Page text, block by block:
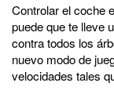
Controlar el coche
puede que te lleve
contra todos los
nuevo modo de
velocidades tales